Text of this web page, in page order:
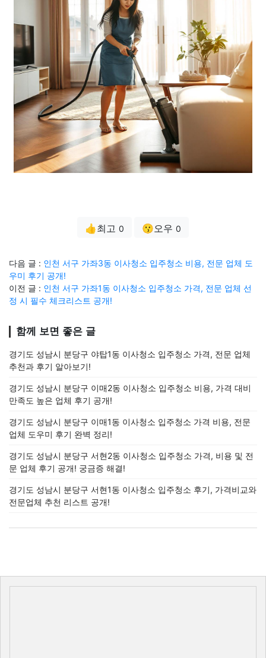
👍최고 0 😗오우 0
다음 글 : 인천 서구 가좌3동 이사청소 입주청소 비용, 전문 업체 도
우미 후기 공개!
이전 글 : 인천 서구 가좌1동 이사청소 입주청소 가격, 전문 업체 선
정 시 필수 체크리스트 공개!
함께 보면 좋은 글
경기도 성남시 분당구 야탑1동 이사청소 입주청소 가격, 전문 업체
추천과 후기 알아보기!
경기도 성남시 분당구 이매2동 이사청소 입주청소 비용, 가격 대비
만족도 높은 업체 후기 공개!
경기도 성남시 분당구 이매1동 이사청소 입주청소 가격 비용, 전문
업체 도우미 후기 완벽 정리!
경기도 성남시 분당구 서현2동 이사청소 입주청소 가격, 비용 및 전
문 업체 후기 공개! 궁금증 해결!
경기도 성남시 분당구 서현1동 이사청소 입주청소 후기, 가격비교와
전문업체 추천 리스트 공개!